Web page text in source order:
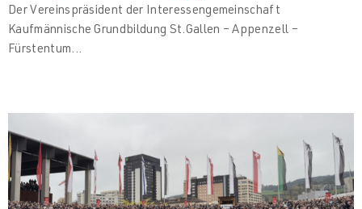
Der Vereinspräsident der Interessengemeinschaft
Kaufmännische Grundbildung St.Gallen – Appenzell –
Fürstentum...